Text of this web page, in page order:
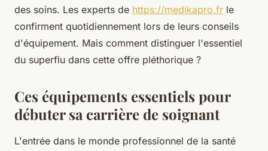
des soins. Les experts de https://medikapro.fr le
confirment quotidiennement lors de leurs conseils
d'équipement. Mais comment distinguer l'essentiel
du superflu dans cette offre pléthorique ?
Ces équipements essentiels pour
débuter sa carrière de soignant
L'entrée dans le monde professionnel de la santé